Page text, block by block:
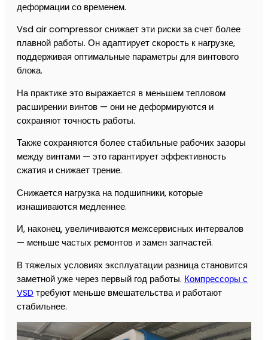
деформации со временем.
Vsd air compressor снижает эти риски за счет более
плавной работы. Он адаптирует скорость к нагрузке,
поддерживая оптимальные параметры для винтового
блока.
На практике это выражается в меньшем тепловом
расширении винтов — они не деформируются и
сохраняют точность работы.
Также сохраняются более стабильные рабочих зазоры
между винтами — это гарантирует эффективность
сжатия и снижает трение.
Снижается нагрузка на подшипники, которые
изнашиваются медленнее.
И, наконец, увеличиваются межсервисных интервалов
— меньше частых ремонтов и замен запчастей.
В тяжелых условиях эксплуатации разница становится
заметной уже через первый год работы. Компрессоры с
VSD требуют меньше вмешательства и работают
стабильнее.